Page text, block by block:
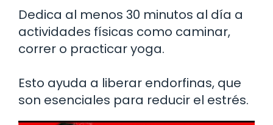
Dedica al menos 30 minutos al día a
actividades físicas como caminar,
correr o practicar yoga.
Esto ayuda a liberar endorfinas, que
son esenciales para reducir el estrés.